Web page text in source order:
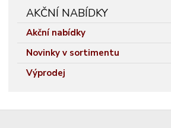
AKČNÍ NABÍDKY
Akční nabídky
Novinky v sortimentu
Výprodej